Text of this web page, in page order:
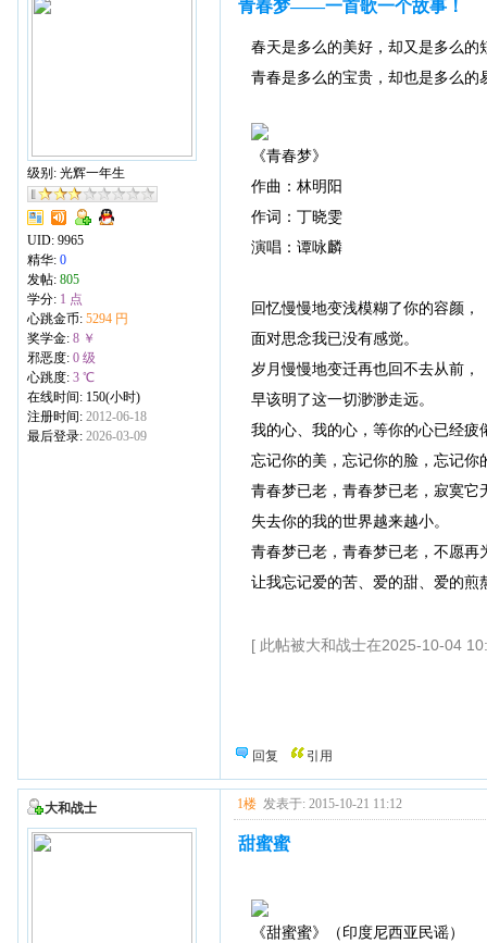
级别: 光辉一年生
UID: 9965
精华: 0
发帖: 805
学分: 1 点
心跳金币: 5294 円
奖学金: 8 ￥
邪恶度: 0 级
心跳度: 3 ℃
在线时间: 150(小时)
注册时间: 2012-06-18
最后登录: 2026-03-09
青春梦——一首歌一个故事！
春天是多么的美好，却又是多么的
青春是多么的宝贵，却也是多么的
《青春梦》
作曲：林明阳
作词：丁晓雯
演唱：谭咏麟
回忆慢慢地变浅模糊了你的容颜，
面对思念我已没有感觉。
岁月慢慢地变迁再也回不去从前，
早该明了这一切渺渺走远。
我的心、我的心，等你的心已经疲
忘记你的美，忘记你的脸，忘记你
青春梦已老，青春梦已老，寂寞它
失去你的我的世界越来越小。
青春梦已老，青春梦已老，不愿再
让我忘记爱的苦、爱的甜、爱的煎
[ 此帖被大和战士在2025-10-04
回复 引用
大和战士 1楼 发表于: 2015-10-21 11:12
甜蜜蜜
《甜蜜蜜》（印度尼西亚民谣）